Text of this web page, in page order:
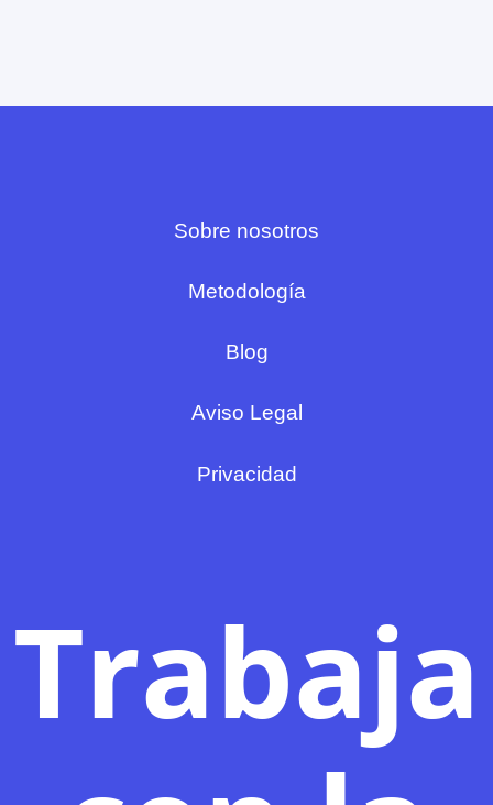
Sobre nosotros
Metodología
Blog
Aviso Legal
Privacidad
Trabaja